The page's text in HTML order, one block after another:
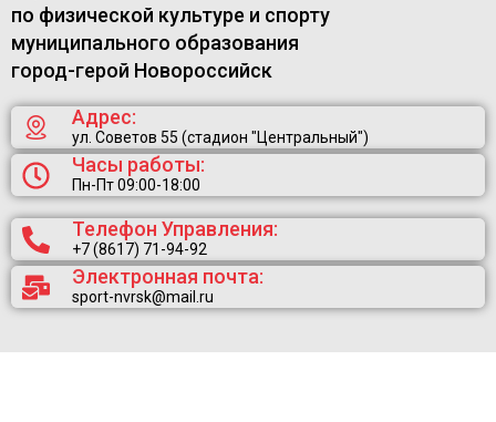
по физической культуре и спорту
муниципального образования
город-герой Новороссийск
Адрес:
ул. Советов 55 (стадион "Центральный")
Часы работы:
Пн-Пт 09:00-18:00
Телефон Управления:
+7 (8617) 71-94-92
Электронная почта:
sport-nvrsk@mail.ru